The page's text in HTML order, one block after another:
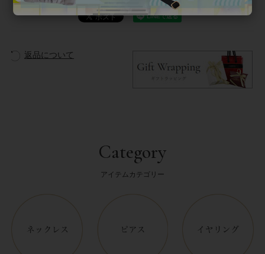
返品について
Category
アイテムカテゴリー